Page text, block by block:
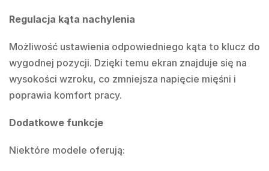
Regulacja kąta nachylenia
Możliwość ustawienia odpowiedniego kąta to klucz do
wygodnej pozycji. Dzięki temu ekran znajduje się na
wysokości wzroku, co zmniejsza napięcie mięśni i
poprawia komfort pracy.
Dodatkowe funkcje
Niektóre modele oferują: